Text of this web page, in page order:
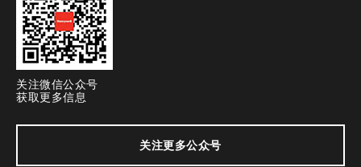
关注微信公众号
获取更多信息
关注更多公众号